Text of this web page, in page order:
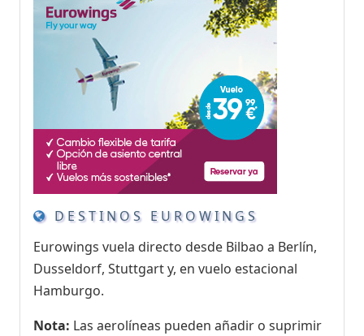
DESTINOS EUROWINGS
Eurowings vuela directo desde Bilbao a Berlín,
Dusseldorf, Stuttgart y, en vuelo estacional
Hamburgo.
Nota: Las aerolíneas pueden añadir o suprimir